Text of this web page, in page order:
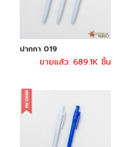
ปากกา 019
ขายแล้ว: 689.1K ชิ้น